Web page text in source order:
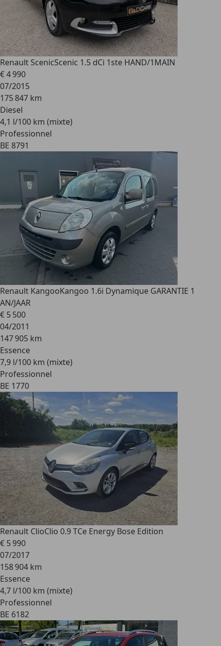
Renault ScenicScenic 1.5 dCi 1ste HAND/1MAIN
€ 4 990
07/2015
175 847 km
Diesel
4,1 l/100 km (mixte)
Professionnel
BE 8791
Renault KangooKangoo 1.6i Dynamique GARANTIE 1
AN/JAAR
€ 5 500
04/2011
147 905 km
Essence
7,9 l/100 km (mixte)
Professionnel
BE 1770
Renault ClioClio 0.9 TCe Energy Bose Edition
€ 5 990
07/2017
158 904 km
Essence
4,7 l/100 km (mixte)
Professionnel
BE 6182